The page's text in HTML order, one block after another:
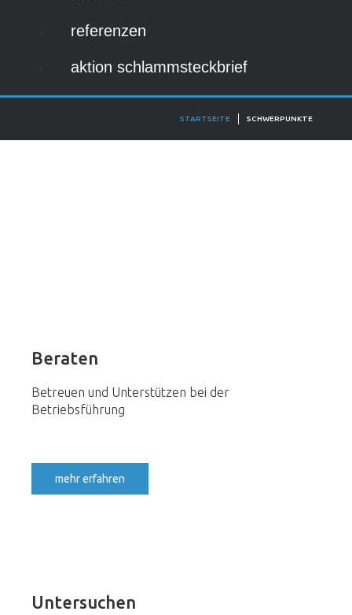
referenzen
aktion schlammsteckbrief
STARTSEITE SCHWERPUNKTE
Beraten
Betreuen und Unterstützen bei der
Betriebsführung
mehr erfahren
Untersuchen